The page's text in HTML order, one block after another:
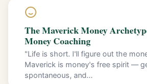
The Maverick Money
Money Coaching
"Life is short. I'll figure out the
Maverick is money's free spirit —
spontaneous, and...